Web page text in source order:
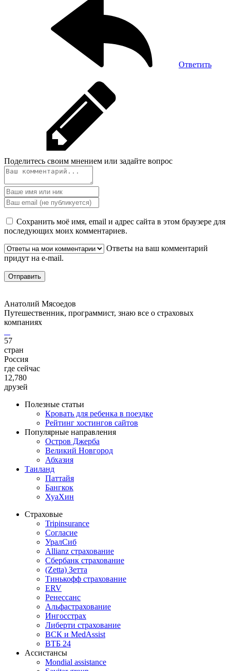
Ответить
Поделитесь своим мнением или задайте вопрос
Сохранить моё имя, email и адрес сайта в этом браузере для
последующих моих комментариев.
Ответы на ваш комментарий
придут на e-mail.
Анатолий Мясоедов
Путешественник, программист, знаю все о страховых
компаниях
57
стран
Россия
где сейчас
12,780
друзей
Полезные статьи
Кровать для ребенка в поездке
Рейтинг хостингов сайтов
Популярные направления
Остров Джерба
Великий Новгород
Абхазия
Таиланд
Паттайя
Бангкок
ХуаХин
Страховые
Tripinsurance
Согласие
УралСиб
Allianz страхование
Сбербанк страхование
(Zetta) Зетта
Тинькофф страхование
ERV
Ренессанс
Альфастрахование
Ингосстрах
Либерти страхование
ВСК и MedAssist
ВТБ 24
Ассистансы
Mondial assistance